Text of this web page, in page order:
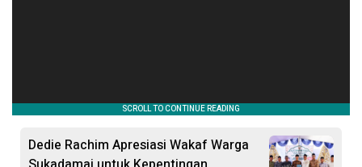
Dedie Rachim Apresiasi Wakaf Warga